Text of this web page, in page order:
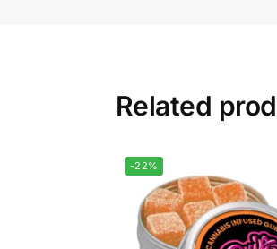
Related
-22%